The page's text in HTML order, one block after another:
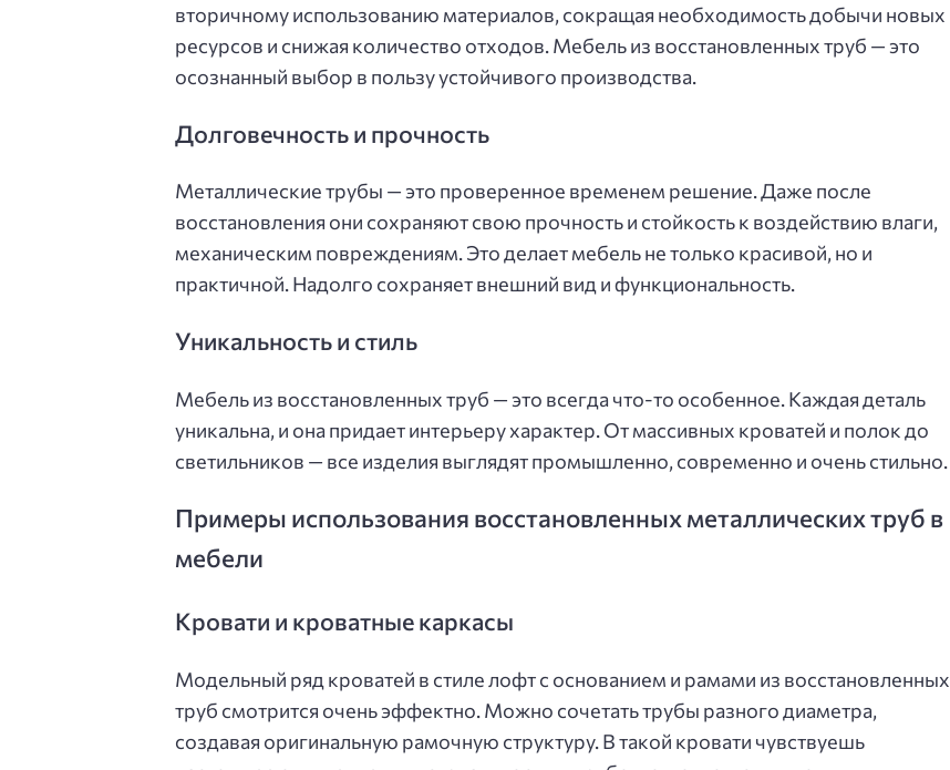
вторичному использованию материалов, сокращая необходимость добычи новых
ресурсов и снижая количество отходов. Мебель из восстановленных труб — это
осознанный выбор в пользу устойчивого производства.
Долговечность и прочность
Металлические трубы — это проверенное временем решение. Даже после
восстановления они сохраняют свою прочность и стойкость к воздействию влаги,
механическим повреждениям. Это делает мебель не только красивой, но и
практичной. Надолго сохраняет внешний вид и функциональность.
Уникальность и стиль
Мебель из восстановленных труб — это всегда что-то особенное. Каждая деталь
уникальна, и она придает интерьеру характер. От массивных кроватей и полок до
светильников — все изделия выглядят промышленно, современно и очень стильно.
Примеры использования восстановленных металлических труб в
мебели
Кровати и кроватные каркасы
Модельный ряд кроватей в стиле лофт с основанием и рамами из восстановленных
труб смотрится очень эффектно. Можно сочетать трубы разного диаметра,
создавая оригинальную рамочную структуру. В такой кровати чувствуешь